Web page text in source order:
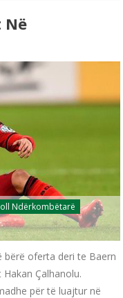
Në
Ndërkombëtarë
bërë oferta deri te Baern
Çalhanolu.
për të luajtur në